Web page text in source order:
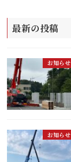
最新の投稿
お知らせ
お知らせ